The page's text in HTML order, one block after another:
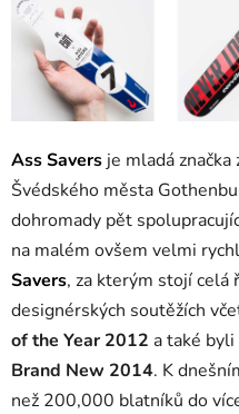
Ass Savers je mladá
Švédského města
dohromady pět
na malém ovšem velmi
Savers, za kterým stojí celá
designérských soutěžích
of the Year 2012 a také
Brand New 2014. K
než 200,000 blatníků do